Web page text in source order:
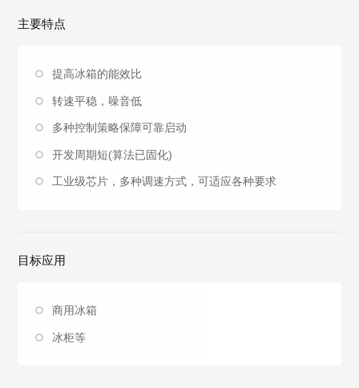
主要特点
提高冰箱的能效比
转速平稳，噪音低
多种控制策略保障可靠启动
开发周期短(算法已固化)
工业级芯片，多种调速方式，可适应各种要求
目标应用
商用冰箱
冰柜等